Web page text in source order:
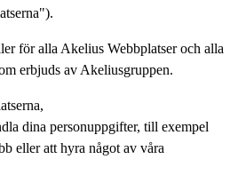
för alla Akelius Webbplatser och alla
erbjuds av Akeliusgruppen.
dina personuppgifter, till exempel
eller att hyra något av våra